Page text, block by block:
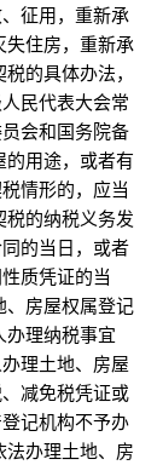
征用，重新承
住房，重新承
的具体办法，
民代表大会常
会和国务院备
用途，或者有
情形的，应当
的纳税义务发
的当日，或者
质凭证的当
房屋权属登记
理纳税事宜
理土地、房屋
减免税凭证或
记机构不予办
办理土地、房